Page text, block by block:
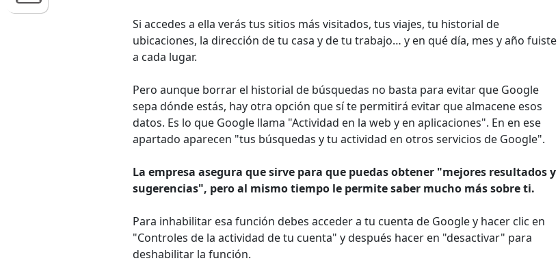
Si accedes a ella verás tus sitios más visitados, tus viajes, tu historial de
ubicaciones, la dirección de tu casa y de tu trabajo… y en qué día, mes y año fuiste
a cada lugar.
Pero aunque borrar el historial de búsquedas no basta para evitar que Google
sepa dónde estás, hay otra opción que sí te permitirá evitar que almacene esos
datos. Es lo que Google llama "Actividad en la web y en aplicaciones". En en ese
apartado aparecen "tus búsquedas y tu actividad en otros servicios de Google".
La empresa asegura que sirve para que puedas obtener "mejores resultados y
sugerencias", pero al mismo tiempo le permite saber mucho más sobre ti.
Para inhabilitar esa función debes acceder a tu cuenta de Google y hacer clic en
"Controles de la actividad de tu cuenta" y después hacer en "desactivar" para
deshabilitar la función.